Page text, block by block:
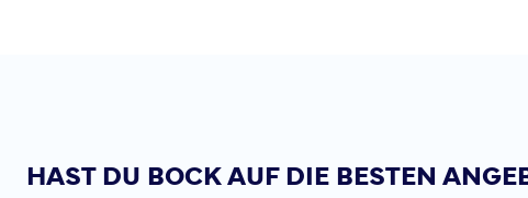
HAST DU BOCK AUF DIE BESTEN